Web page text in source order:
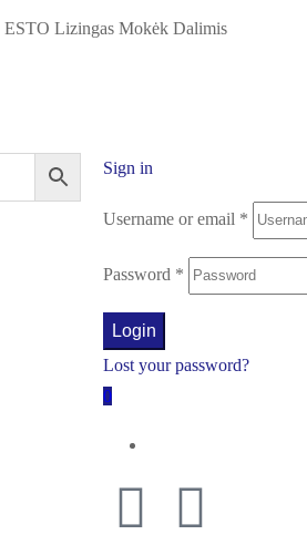
ESTO Lizingas Mokėk Dalimis
Sign in
Username or email *
Password *
Login
Lost your password?
0